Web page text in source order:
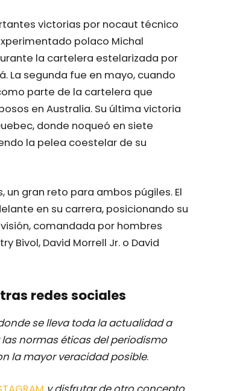
victorias por nocaut técnico
polaco Michal
la cartelera estelarizada por
La segunda fue en mayo, cuando
parte de la cartelera que
en Australia. Su última victoria
donde noqueó en siete
la pelea coestelar de su
un gran reto para ambos púgiles. El
en su carrera, posicionando su
comandada por hombres
Bivol, David Morrell Jr. o David
redes sociales
se lleva toda la actualidad a
normas éticas del periodismo
la mayor veracidad posible.